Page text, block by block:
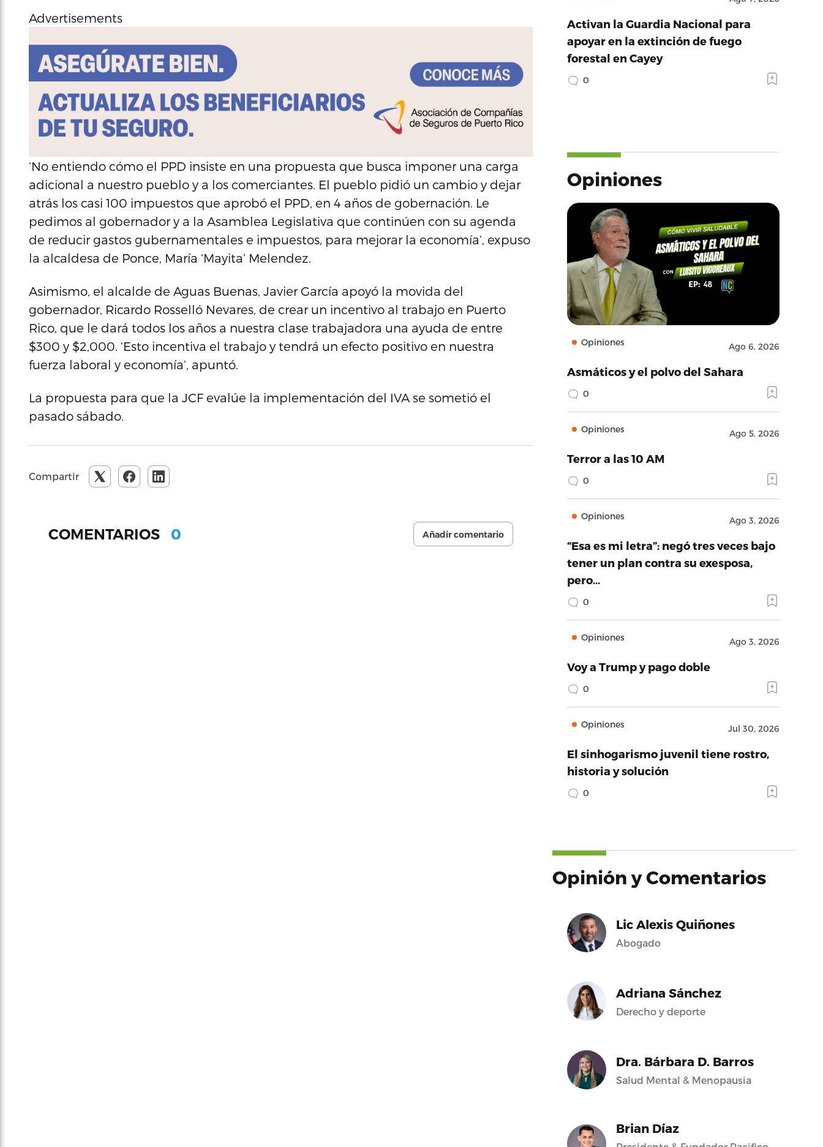
Advertisements
‘No entiendo cómo el PPD insiste en una propuesta que busca imponer una carga
adicional a nuestro pueblo y a los comerciantes. El pueblo pidió un cambio y dejar
atrás los casi 100 impuestos que aprobó el PPD, en 4 años de gobernación. Le
pedimos al gobernador y a la Asamblea Legislativa que continúen con su agenda
de reducir gastos gubernamentales e impuestos, para mejorar la economía’, expuso
la alcaldesa de Ponce, María ‘Mayita’ Melendez.
Asimismo, el alcalde de Aguas Buenas, Javier García apoyó la movida del
gobernador, Ricardo Rosselló Nevares, de crear un incentivo al trabajo en Puerto
Rico, que le dará todos los años a nuestra clase trabajadora una ayuda de entre
$300 y $2,000. ‘Esto incentiva el trabajo y tendrá un efecto positivo en nuestra
fuerza laboral y economía’, apuntó.
La propuesta para que la JCF evalúe la implementación del IVA se sometió el
pasado sábado.
Compartir
COMENTARIOS 0 Añadir comentario
Activan la Guardia Nacional para
apoyar en la extinción de fuego
forestal en Cayey
0
Opiniones
Opiniones Ago 6, 2026
Asmáticos y el polvo del Sahara
0
Opiniones Ago 5, 2026
Terror a las 10 AM
0
Opiniones Ago 3, 2026
“Esa es mi letra”: negó tres veces bajo
tener un plan contra su exesposa,
pero…
0
Opiniones Ago 3, 2026
Voy a Trump y pago doble
0
Opiniones Jul 30, 2026
El sinhogarismo juvenil tiene rostro,
historia y solución
0
Opinión y Comentarios
Lic Alexis Quiñones
Abogado
Adriana Sánchez
Derecho y deporte
Dra. Bárbara D. Barros
Salud Mental & Menopausia
Brian Díaz